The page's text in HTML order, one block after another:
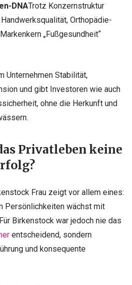
DNATrotz Konzernstruktur
Orthopädie-
„Fußgesundheit“
Unternehmen Stabilität,
und gibt Investoren wie auch
ohne die Herkunft und
Privatleben keine
Frau zeigt vor allem eines:
Persönlichkeiten wächst mit
Birkenstock war jedoch nie das
entscheidend, sondern
und konsequente